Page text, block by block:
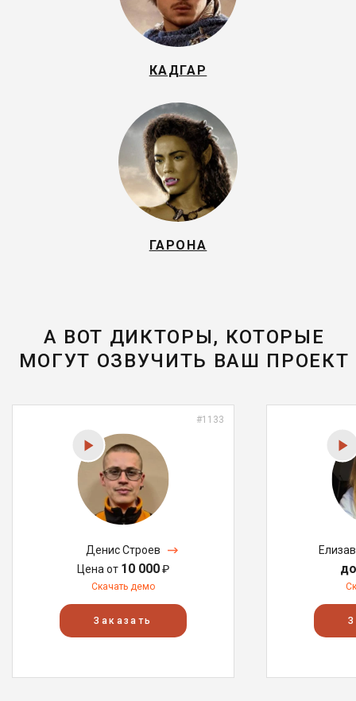
КАДГАР
ГАРОНА
А ВОТ ДИКТОРЫ, КОТОРЫЕ
МОГУТ ОЗВУЧИТЬ ВАШ ПРОЕКТ
#1133
Денис Строев
Цена от 10 000₽
Скачать демо
Заказать